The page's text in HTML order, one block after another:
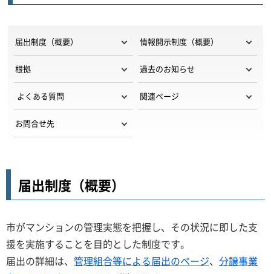
届出制度（概要） 情報開示制度（概要）
根拠 過去のお知らせ
よくある質問 関連ページ
お問合せ先
届出制度（概要）
市がマンションの管理実態を把握し、その状況に即した支
援を実施することを目的とした制度です。
届出の詳細は、 管理組合等による届出のページ、 分譲事業